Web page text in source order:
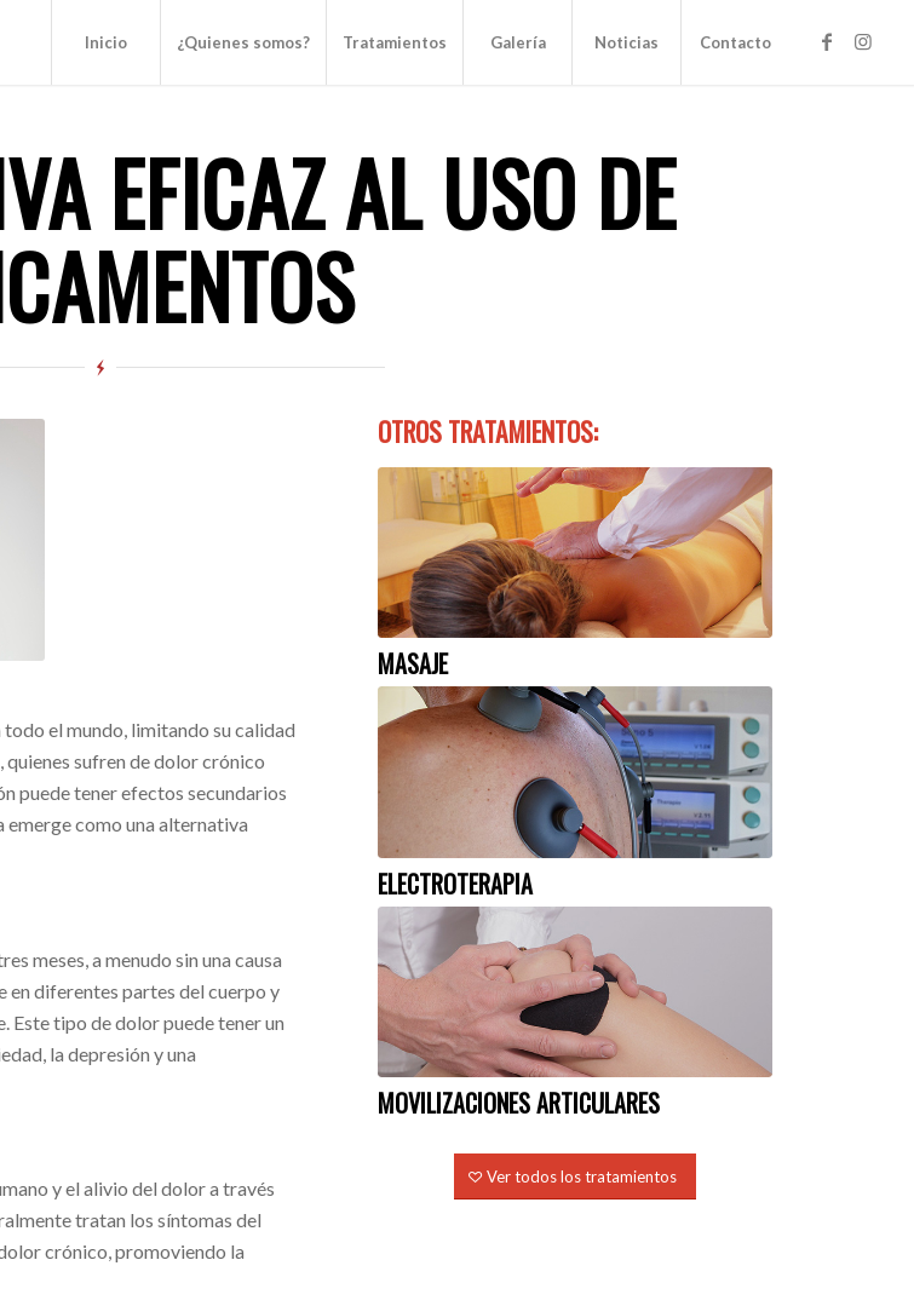
Inicio ¿Quienes somos? Tratamientos Galería Noticias Contacto
EFICAZ AL USO DE
el mundo, limitando su calidad
sufren de dolor crónico
puede tener efectos secundarios
como una alternativa
meses, a menudo sin una causa
en diferentes partes del cuerpo y
Este tipo de dolor puede tener un
la depresión y una
y el alivio del dolor a través
tratan los síntomas del
crónico, promoviendo la
OTROS TRATAMIENTOS:
MASAJE
ELECTROTERAPIA
MOVILIZACIONES ARTICULARES
Ver todos los tratamientos